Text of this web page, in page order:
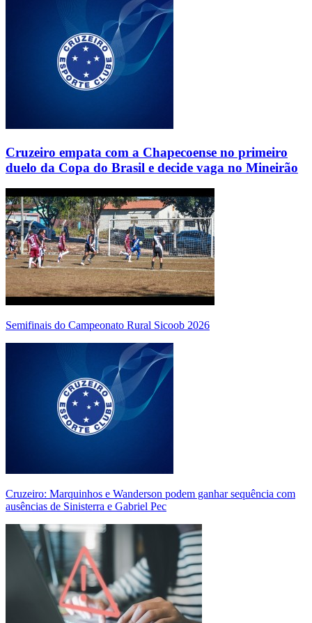
Cruzeiro empata com a Chapecoense no primeiro
duelo da Copa do Brasil e decide vaga no Mineirão
Semifinais do Campeonato Rural Sicoob 2026
Cruzeiro: Marquinhos e Wanderson podem ganhar sequência com
ausências de Sinisterra e Gabriel Pec